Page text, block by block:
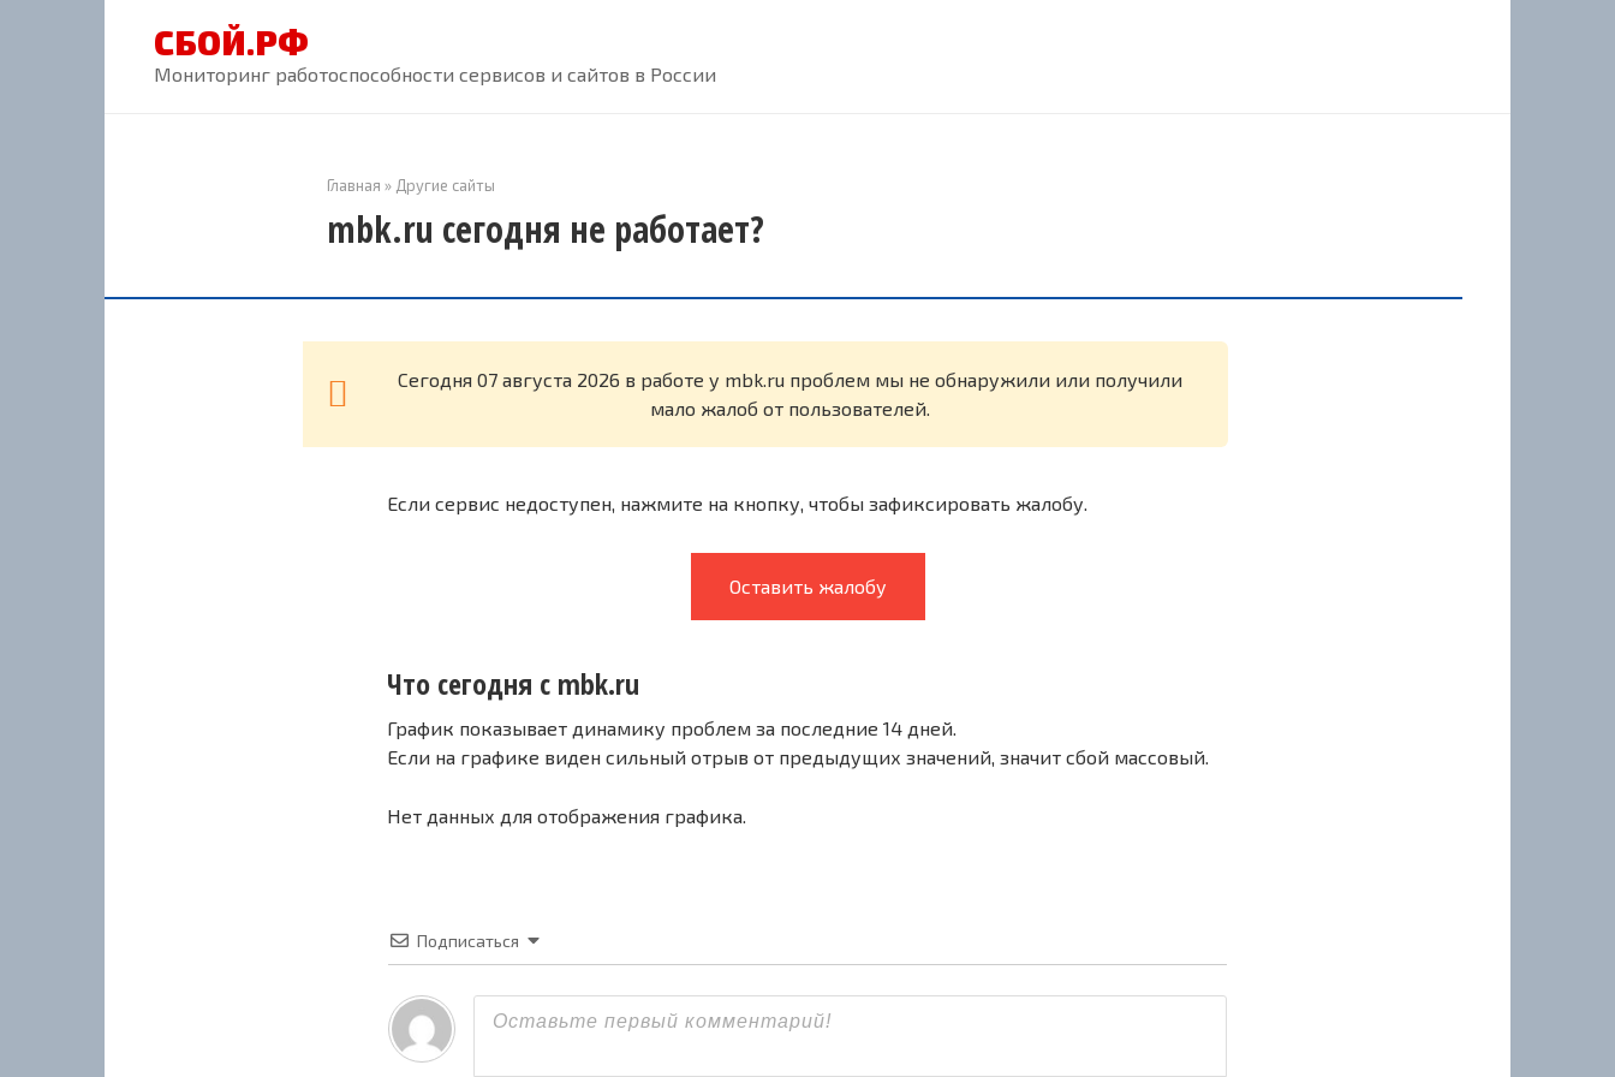
СБОЙ.РФ
Мониторинг работоспособности сервисов и сайтов в России
Главная » Другие сайты
mbk.ru сегодня не работает?
Cегодня 07 августа 2026 в работе у mbk.ru проблем мы не обнаружили или получили
мало жалоб от пользователей.
Если сервис недоступен, нажмите на кнопку, чтобы зафиксировать жалобу.
Оставить жалобу
Что сегодня с mbk.ru
График показывает динамику проблем за последние 14 дней.
Если на графике виден сильный отрыв от предыдущих значений, значит сбой массовый.
Нет данных для отображения графика.
Подписаться